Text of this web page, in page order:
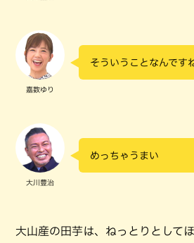
嘉数ゆり
そういうことなんです
大川豊治
めっちゃうまい
大山産の田芋は、ねっとりとして